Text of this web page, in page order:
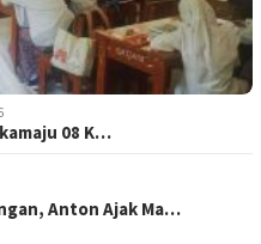
08 K…
Anton Ajak Ma…